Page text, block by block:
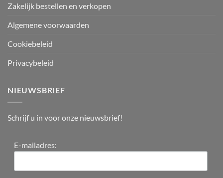
Zakelijk bestellen en verkopen
Algemene voorwaarden
Cookiebeleid
Privacybeleid
NIEUWSBRIEF
Schrijf u in voor onze nieuwsbrief!
E-mailadres: